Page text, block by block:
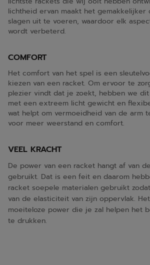
lichtheid ervan maakt het gemakkelijker
slagen uit te voeren, waardoor elk
wordt verbeterd.
COMFORT
Het comfort van het spel is een
kiezen van een racket. Om ervoor te
plezier vindt dat je zoekt, hebben we
met een extreem licht gewicht en
wat helpt om vermoeidheid van de arm
voor meer weerstand en comfort.
VEEL KRACHT
De power van een racket hangt af van
gebruikt. Dat is een feit en daarom
racket soepele materialen gebruikt
van de elasticiteit van zijn oppervlak.
moeiteloze power die je zal helpen het
te drukken.